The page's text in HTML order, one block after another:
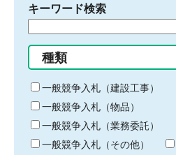
キーワード検索
る
キ
ー
ワ
ー
ド
種類
一般競争入札（建設工事）
一般競争入札（物品）
一般競争入札（業務委託）
一般競争入札（その他）